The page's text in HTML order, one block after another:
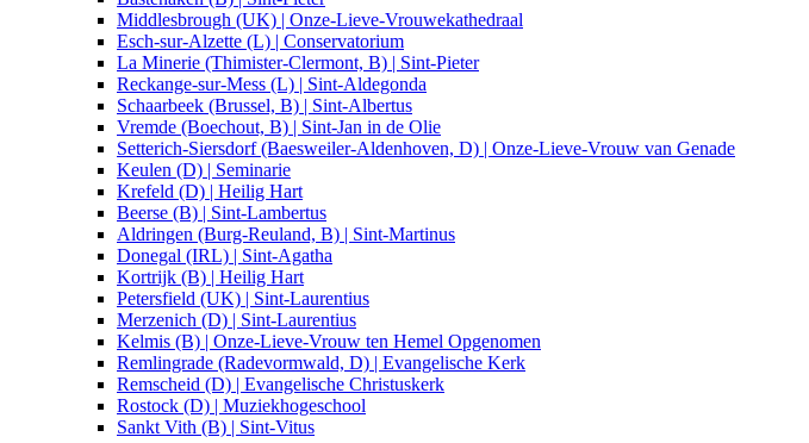
Middlesbrough (UK) | Onze-Lieve-Vrouwekathedraal
Esch-sur-Alzette (L) | Conservatorium
La Minerie (Thimister-Clermont, B) | Sint-Pieter
Reckange-sur-Mess (L) | Sint-Aldegonda
Schaarbeek (Brussel, B) | Sint-Albertus
Vremde (Boechout, B) | Sint-Jan in de Olie
Setterich-Siersdorf (Baesweiler-Aldenhoven, D) | Onze-Lieve-Vrouw van Genade
Keulen (D) | Seminarie
Krefeld (D) | Heilig Hart
Beerse (B) | Sint-Lambertus
Aldringen (Burg-Reuland, B) | Sint-Martinus
Donegal (IRL) | Sint-Agatha
Kortrijk (B) | Heilig Hart
Petersfield (UK) | Sint-Laurentius
Merzenich (D) | Sint-Laurentius
Kelmis (B) | Onze-Lieve-Vrouw ten Hemel Opgenomen
Remlingrade (Radevormwald, D) | Evangelische Kerk
Remscheid (D) | Evangelische Christuskerk
Rostock (D) | Muziekhogeschool
Sankt Vith (B) | Sint-Vitus